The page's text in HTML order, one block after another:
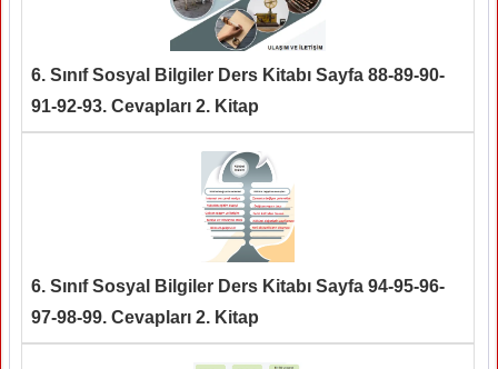
6. Sınıf Sosyal Bilgiler Ders Kitabı Sayfa 88-89-90-
91-92-93. Cevapları 2. Kitap
6. Sınıf Sosyal Bilgiler Ders Kitabı Sayfa 94-95-96-
97-98-99. Cevapları 2. Kitap